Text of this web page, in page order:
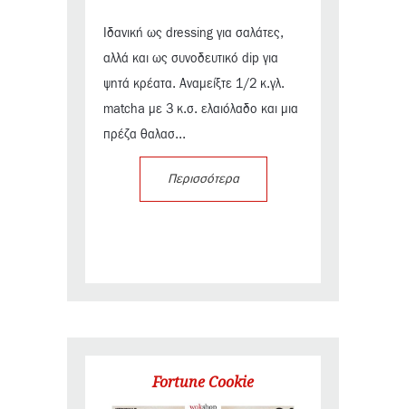
Ιδανική ως dressing για σαλάτες,
αλλά και ως συνοδευτικό dip για
ψητά κρέατα. Αναμείξτε 1/2 κ.γλ.
matcha με 3 κ.σ. ελαιόλαδο και μια
πρέζα θαλασ...
Περισσότερα
Fortune Cookie